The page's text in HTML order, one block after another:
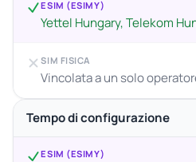
ESIM (ESIMY)
Yettel Hungary, Telekom
SIM FISICA
Vincolata a un solo
Tempo di configurazione
ESIM (ESIMY)